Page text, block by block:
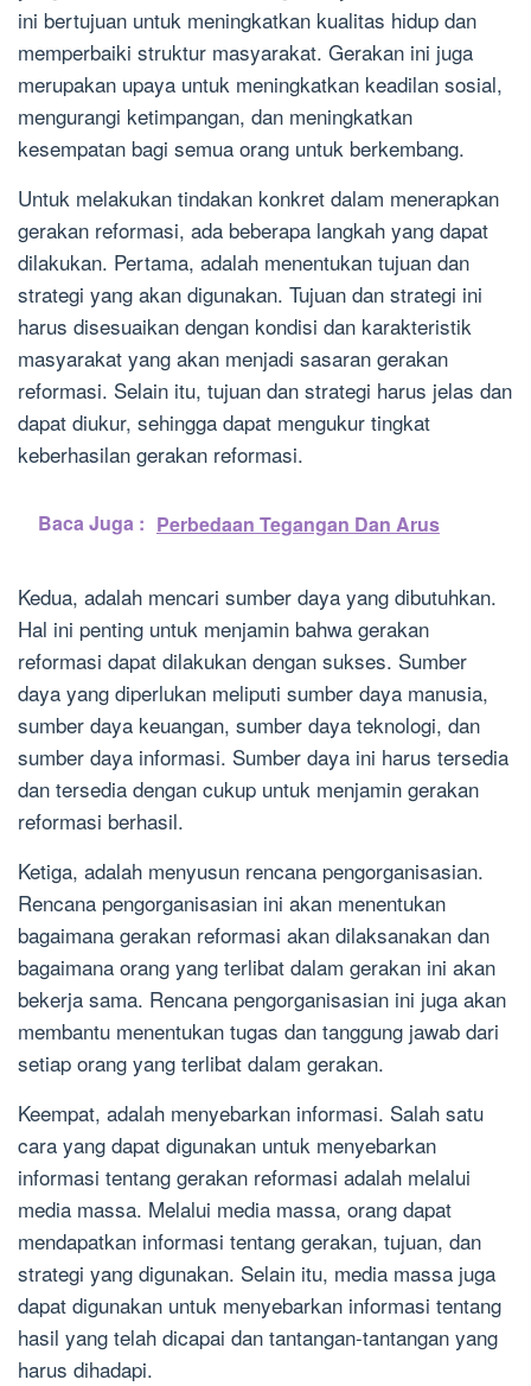
ini bertujuan untuk meningkatkan kualitas hidup dan
memperbaiki struktur masyarakat. Gerakan ini juga
merupakan upaya untuk meningkatkan keadilan sosial,
mengurangi ketimpangan, dan meningkatkan
kesempatan bagi semua orang untuk berkembang.
Untuk melakukan tindakan konkret dalam menerapkan
gerakan reformasi, ada beberapa langkah yang dapat
dilakukan. Pertama, adalah menentukan tujuan dan
strategi yang akan digunakan. Tujuan dan strategi ini
harus disesuaikan dengan kondisi dan karakteristik
masyarakat yang akan menjadi sasaran gerakan
reformasi. Selain itu, tujuan dan strategi harus jelas dan
dapat diukur, sehingga dapat mengukur tingkat
keberhasilan gerakan reformasi.
Baca Juga : Perbedaan Tegangan Dan Arus
Kedua, adalah mencari sumber daya yang dibutuhkan.
Hal ini penting untuk menjamin bahwa gerakan
reformasi dapat dilakukan dengan sukses. Sumber
daya yang diperlukan meliputi sumber daya manusia,
sumber daya keuangan, sumber daya teknologi, dan
sumber daya informasi. Sumber daya ini harus tersedia
dan tersedia dengan cukup untuk menjamin gerakan
reformasi berhasil.
Ketiga, adalah menyusun rencana pengorganisasian.
Rencana pengorganisasian ini akan menentukan
bagaimana gerakan reformasi akan dilaksanakan dan
bagaimana orang yang terlibat dalam gerakan ini akan
bekerja sama. Rencana pengorganisasian ini juga akan
membantu menentukan tugas dan tanggung jawab dari
setiap orang yang terlibat dalam gerakan.
Keempat, adalah menyebarkan informasi. Salah satu
cara yang dapat digunakan untuk menyebarkan
informasi tentang gerakan reformasi adalah melalui
media massa. Melalui media massa, orang dapat
mendapatkan informasi tentang gerakan, tujuan, dan
strategi yang digunakan. Selain itu, media massa juga
dapat digunakan untuk menyebarkan informasi tentang
hasil yang telah dicapai dan tantangan-tantangan yang
harus dihadapi.